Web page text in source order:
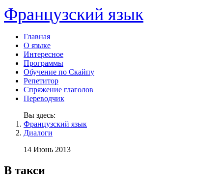
Французский язык
Главная
О языке
Интересное
Программы
Обучение по Скайпу
Репетитор
Спряжение глаголов
Переводчик
Вы здесь:
Французский язык
Диалоги
14 Июнь 2013
В такси